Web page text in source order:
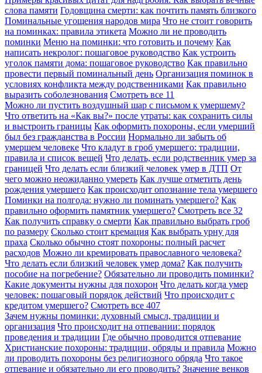
слова памяти Годовщина смерти: как почтить память близкого
Поминальные угощения народов мира Что не стоит говорить
на поминках: правила этикета Можно ли не проводить
поминки Меню на поминки: что готовить и почему Как
написать некролог: пошаговое руководство Как устроить
уголок памяти дома: пошаговое руководство Как правильно
провести первый поминальный день Организация поминок в
условиях конфликта между родственниками Как правильно
выразить соболезнования Смотреть все 11
Можно ли пустить воздушный шар с письмом к умершему?
Что ответить на «Как вы?» после утраты: как сохранить силы
и выстроить границы Как оформить похороны, если умерший
был без гражданства в России Нормально ли забыть об
умершем человеке Что кладут в гроб умершего: традиции,
правила и список вещей Что делать, если родственник умер за
границей Что делать если близкий человек умер в ДТП От
чего можно неожиданно умереть Как лучше отметить день
рождения умершего Как происходит опознание тела умершего
Поминки на полгода: нужно ли поминать умершего? Как
правильно оформить памятник умершего? Смотреть все 32
Как получить справку о смерти Как правильно выбрать гроб
по размеру Сколько стоит кремация Как выбрать урну для
праха Сколько обычно стоят похороны: полный расчет
расходов Можно ли кремировать православного человека?
Что делать если близкий человек умер дома? Как получить
пособие на погребение? Обязательно ли проводить поминки?
Какие документы нужны для похорон Что делать когда умер
человек: пошаговый порядок действий Что происходит с
кредитом умершего? Смотреть все 407
Зачем нужны поминки: духовный смысл, традиции и
организация Что происходит на отпевании: порядок
проведения и традиции Где обычно проводится отпевание
Христианские похороны: традиции, обряды и правила Можно
ли проводить похороны без религиозного обряда Что такое
отпевание и обязательно ли его проводить? Значение венков